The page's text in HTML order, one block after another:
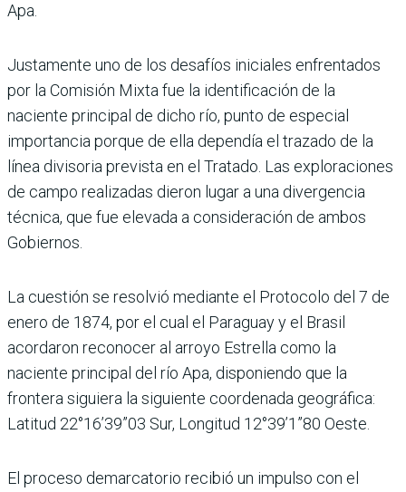
Apa.
Justamente uno de los desafíos iniciales enfrentados
por la Comisión Mixta fue la identificación de la
naciente principal de dicho río, punto de especial
importancia porque de ella dependía el trazado de la
línea divisoria prevista en el Tratado. Las exploraciones
de campo realizadas dieron lugar a una divergencia
técnica, que fue elevada a consideración de ambos
Gobiernos.
La cuestión se resolvió mediante el Protocolo del 7 de
enero de 1874, por el cual el Paraguay y el Brasil
acordaron reconocer al arroyo Estrella como la
naciente principal del río Apa, disponiendo que la
frontera siguiera la siguiente coordenada geográfica:
Latitud 22°16’39”03 Sur, Longitud 12°39’1”80 Oeste.
El proceso demarcatorio recibió un impulso con el